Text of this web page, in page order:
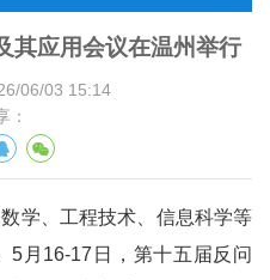
其应用会议在温州举行
06/03 15:14
：
学、工程技术、信息科学等
5月16-17日，第十五届反问